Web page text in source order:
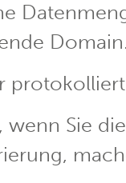
Domain.
Sie